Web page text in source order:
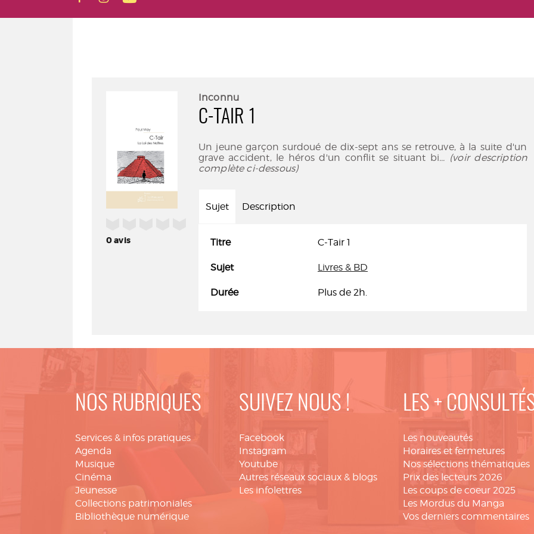
0avis
Inconnu
C-TAIR 1
Un jeune garçon surdoué de dix-sept ans se retrouve, à la suite d'un
grave accident, le héros d'un conflit se situant bi... (voir description
complète ci-dessous)
Sujet Description
Titre C-Tair 1
Sujet Livres & BD
Durée Plus de 2h.
NOS RUBRIQUES
Services & infos pratiques
Agenda
Musique
Cinéma
Jeunesse
Collections patrimoniales
Bibliothèque numérique
SUIVEZ NOUS !
Facebook
Instagram
Youtube
Autres réseaux sociaux & blogs
Les infolettres
LES +
Les nouveautés
Horaires et fermetures
Nos sélections thématiques
Prix des lecteurs 2026
Les coups de coeur 2025
Les Mordus du Manga
Vos derniers commentaires